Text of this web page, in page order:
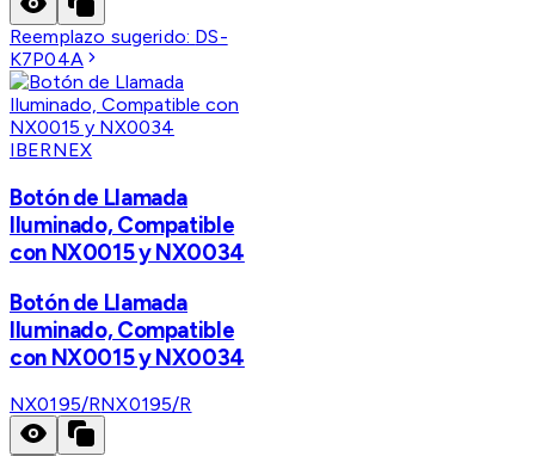
Reemplazo sugerido: DS-
K7P04A
IBERNEX
Botón de Llamada
Iluminado, Compatible
con NX0015 y NX0034
Botón de Llamada
Iluminado, Compatible
con NX0015 y NX0034
NX0195/RNX0195/R